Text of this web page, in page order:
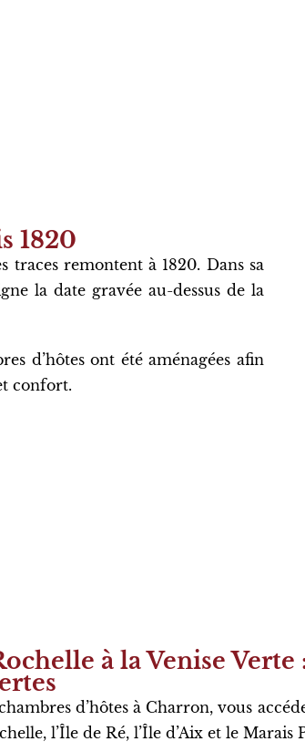
1820
traces remontent à 1820. Dans sa
la date gravée au-dessus de la
d’hôtes ont été aménagées afin
confort.
à la Venise
d’hôtes à Charron, vous
l’Île de Ré, l’Île d’Aix et le Marais